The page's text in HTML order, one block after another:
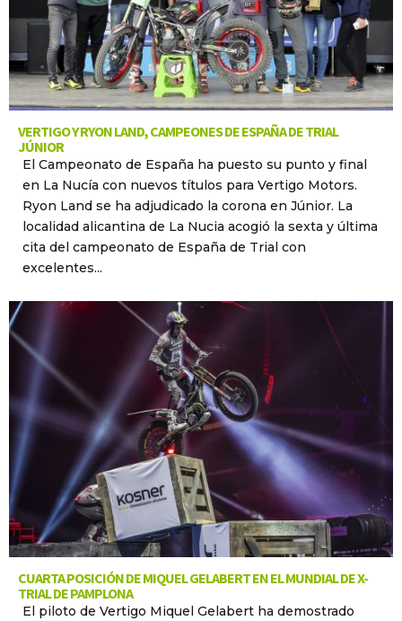
VERTIGO Y RYON LAND, CAMPEONES DE ESPAÑA DE TRIAL
JÚNIOR
El Campeonato de España ha puesto su punto y final
en La Nucía con nuevos títulos para Vertigo Motors.
Ryon Land se ha adjudicado la corona en Júnior. La
localidad alicantina de La Nucia acogió la sexta y última
cita del campeonato de España de Trial con
excelentes...
CUARTA POSICIÓN DE MIQUEL GELABERT EN EL MUNDIAL DE X-
TRIAL DE PAMPLONA
El piloto de Vertigo Miquel Gelabert ha demostrado